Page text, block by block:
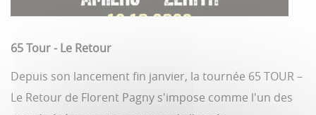
65 Tour - Le Retour
Depuis son lancement fin janvier, la tournée 65 TOUR –
Le Retour de Florent Pagny s'impose comme l'un des